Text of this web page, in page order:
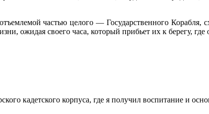
частью целого — Государственного Корабля,
ожидая своего часа, который прибьет их к берегу, где
кадет­ского корпуса, где я получил воспитание и